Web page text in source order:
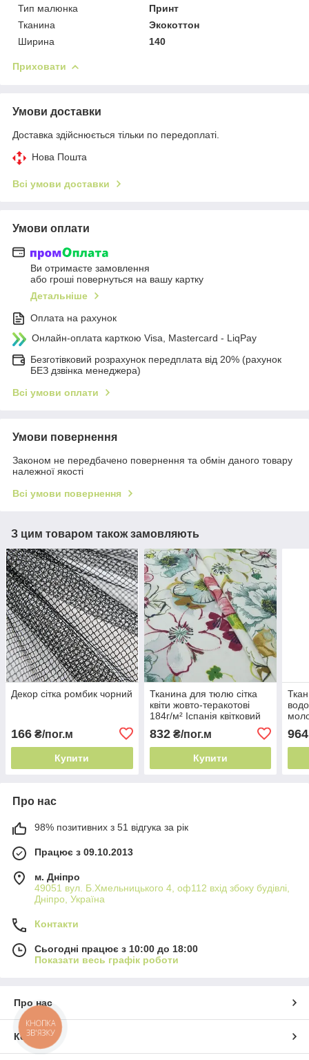
Тип малюнка
Принт
Тканина
Экокоттон
Ширина
140
Приховати
Умови доставки
Доставка здійснюється тільки по передоплаті.
Нова Пошта
Всі умови доставки
Умови оплати
Ви отримаєте замовлення
або гроші повернуться на вашу картку
Детальніше
Оплата на рахунок
Онлайн-оплата карткою Visa, Mastercard - LiqPay
Безготівковий розрахунок передплата від 20% (рахунок
БЕЗ дзвінка менеджера)
Всі умови оплати
Умови повернення
Законом не передбачено повернення та обмін даного товару
належної якості
Всі умови повернення
З цим товаром також замовляють
Декор сітка ромбик чорний
166 ₴/пог.м
Купити
Тканина для тюлю сітка
квіти жовто-теракотові
184г/м² Іспанія квітковий
832₴/пог.м
Купити
964
Про нас
98% позитивних з 51 відгука за рік
Працює з 09.10.2013
м. Дніпро
49051 вул. Б.Хмельницького 4, оф112 вхід збоку будівлі,
Дніпро, Україна
Контакти
Сьогодні працює з 10:00 до 18:00
Показати весь графік роботи
Про нас
Контакти
КНОПКА
ЗВ'ЯЗКУ